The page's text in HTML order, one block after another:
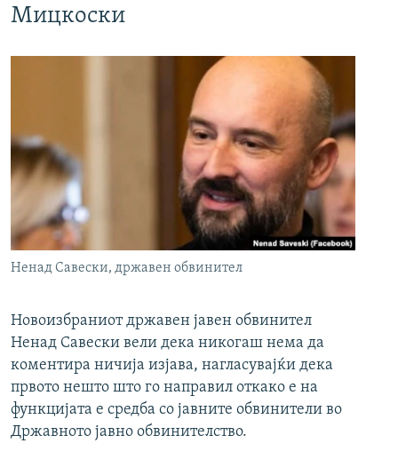
Мицкоски
Ненад Савески, државен обвинител
Новоизбраниот државен јавен обвинител
Ненад Савески вели дека никогаш нема да
коментира ничија изјава, нагласувајќи дека
првото нешто што го направил откако е на
функцијата е средба со јавните обвинители во
Државното јавно обвинителство.